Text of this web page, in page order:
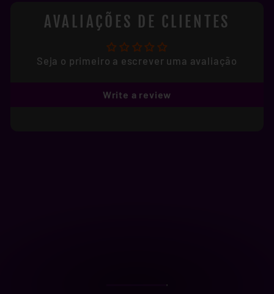
AVALIAÇÕES DE CLIENTES
Seja o primeiro a escrever uma avaliação
Write a review